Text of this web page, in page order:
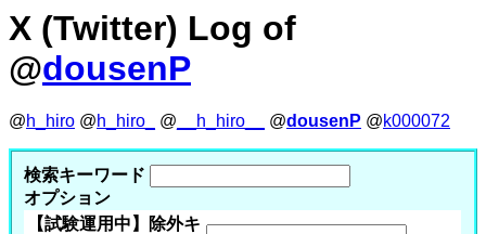
X (Twitter) Log of
@dousenP
@h_hiro @h_hiro_ @ __h_hiro__ @dousenP @k000072
検索キーワード
オプション
【試験運用中】除外キ